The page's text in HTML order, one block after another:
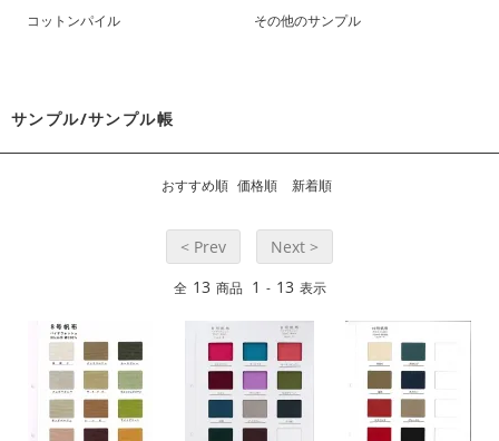
コットンパイル
その他のサンプル
サンプル/サンプル帳
おすすめ順 価格順 新着順
< Prev Next >
全 13 商品 1 - 13 表示